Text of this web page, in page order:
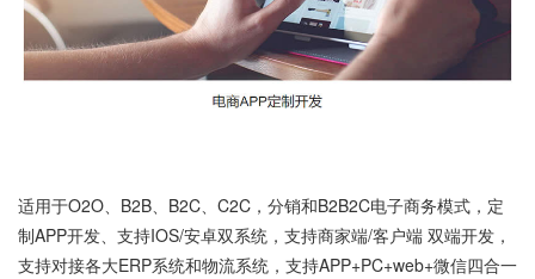
适用于O2O、B2B、B2C、C2C，分销和B2B2C电子商务模式，定
制APP开发、支持IOS/安卓双系统，支持商家端/客户端 双端开发，
支持对接各大ERP系统和物流系统，支持APP+PC+web+微信四合一